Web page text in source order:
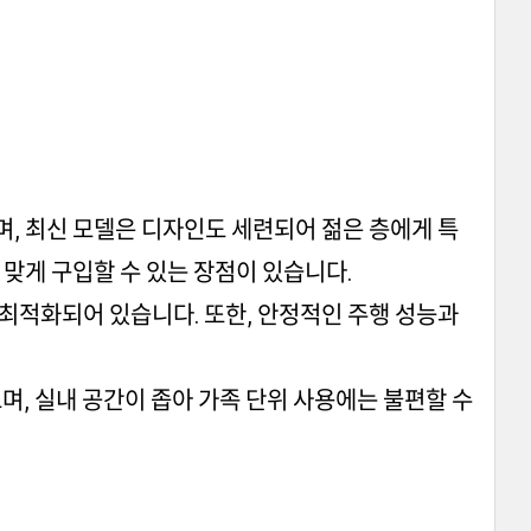
최신 모델은 디자인도 세련되어 젊은 층에게 특
게 구입할 수 있는 장점이 있습니다.
적화되어 있습니다. 또한, 안정적인 주행 성능과
, 실내 공간이 좁아 가족 단위 사용에는 불편할 수